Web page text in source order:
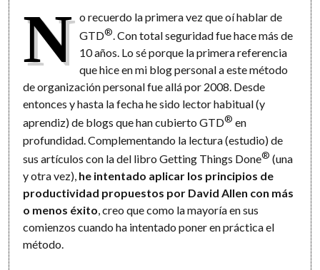
N o recuerdo la primera vez que oí hablar de
GTD®. Con total seguridad fue hace más de
10 años. Lo sé porque la primera referencia
que hice en mi blog personal a este método
de organización personal fue allá por 2008. Desde
entonces y hasta la fecha he sido lector habitual (y
aprendiz) de blogs que han cubierto GTD® en
profundidad. Complementando la lectura (estudio) de
sus artículos con la del libro Getting Things Done® (una
y otra vez), he intentado aplicar los principios de
productividad propuestos por David Allen con más
o menos éxito, creo que como la mayoría en sus
comienzos cuando ha intentado poner en práctica el
método.